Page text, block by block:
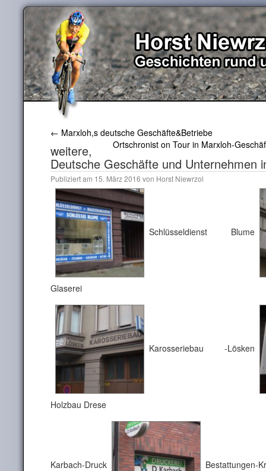
← Marxloh,s deutsche Geschäfte&Betriebe
Ortschronist on Tour in Marxloh-
weitere,
Deutsche Geschäfte und Unternehmen
Publiziert am 15. März 2016 von Horst Niewrzol
Schlüsseldienst Blume
Glaserei
Karosseriebau -Lösken
Holzbau Drese
Karbach-Druck Bestattungen-